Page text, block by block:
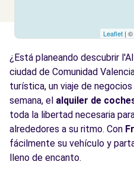
Leaflet | ©
¿Está planeando descubrir
ciudad de Comunidad
turística, un viaje de
semana, el alquiler de
toda la libertad necesaria
alrededores a su ritmo. Con
fácilmente su vehículo y
lleno de encanto.